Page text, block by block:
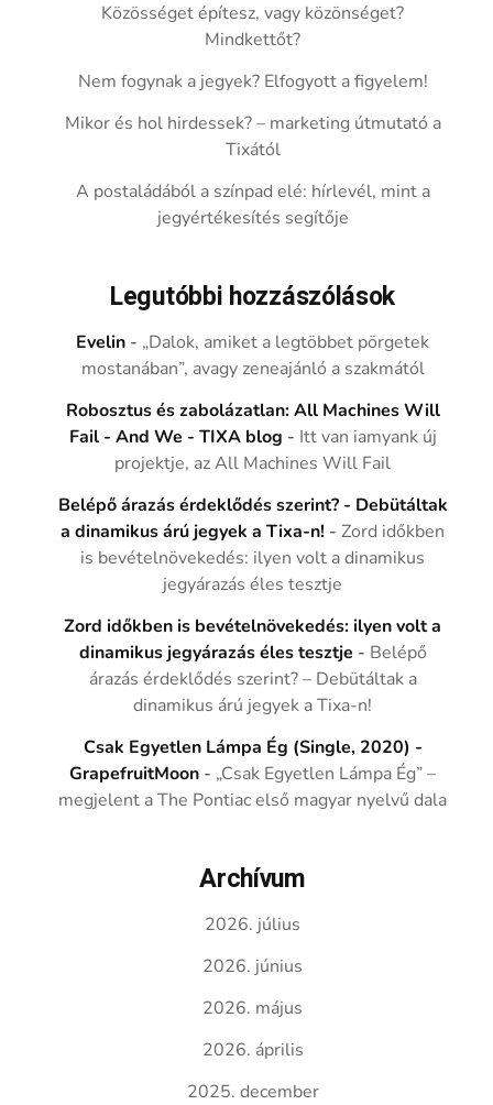
Közösséget építesz, vagy közönséget?
Mindkettőt?
Nem fogynak a jegyek? Elfogyott a figyelem!
Mikor és hol hirdessek? – marketing útmutató a
Tixától
A postaládából a színpad elé: hírlevél, mint a
jegyértékesítés segítője
Legutóbbi hozzászólások
Evelin - „Dalok, amiket a legtöbbet pörgetek
mostanában”, avagy zeneajánló a szakmától
Robosztus és zabolázatlan: All Machines Will
Fail - And We - TIXA blog - Itt van iamyank új
projektje, az All Machines Will Fail
Belépő árazás érdeklődés szerint? - Debütáltak
a dinamikus árú jegyek a Tixa-n! -Zord időkben
is bevételnövekedés: ilyen volt a dinamikus
jegyárazás éles tesztje
Zord időkben is bevételnövekedés: ilyen volt a
dinamikus jegyárazás éles tesztje - Belépő
árazás érdeklődés szerint? – Debütáltak a
dinamikus árú jegyek a Tixa-n!
Csak Egyetlen Lámpa Ég (Single, 2020) -
GrapefruitMoon - „Csak Egyetlen Lámpa Ég” –
megjelent a The Pontiac első magyar nyelvű dala
Archívum
2026. július
2026. június
2026. május
2026. április
2025. december